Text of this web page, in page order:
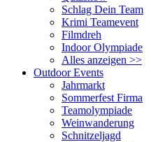
Schlag Dein Team
Krimi Teamevent
Filmdreh
Indoor Olympiade
Alles anzeigen >>
Outdoor Events
Jahrmarkt
Sommerfest Firma
Teamolympiade
Weinwanderung
Schnitzeljagd